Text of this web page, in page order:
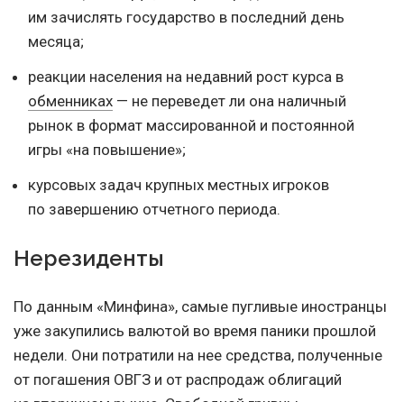
им зачислять государство в последний день
месяца;
реакции населения на недавний рост курса в
обменниках — не переведет ли она наличный
рынок в формат массированной и постоянной
игры «на повышение»;
курсовых задач крупных местных игроков
по завершению отчетного периода.
Нерезиденты
По данным «Минфина», самые пугливые иностранцы
уже закупились валютой во время паники прошлой
недели. Они потратили на нее средства, полученные
от погашения ОВГЗ и от распродаж облигаций